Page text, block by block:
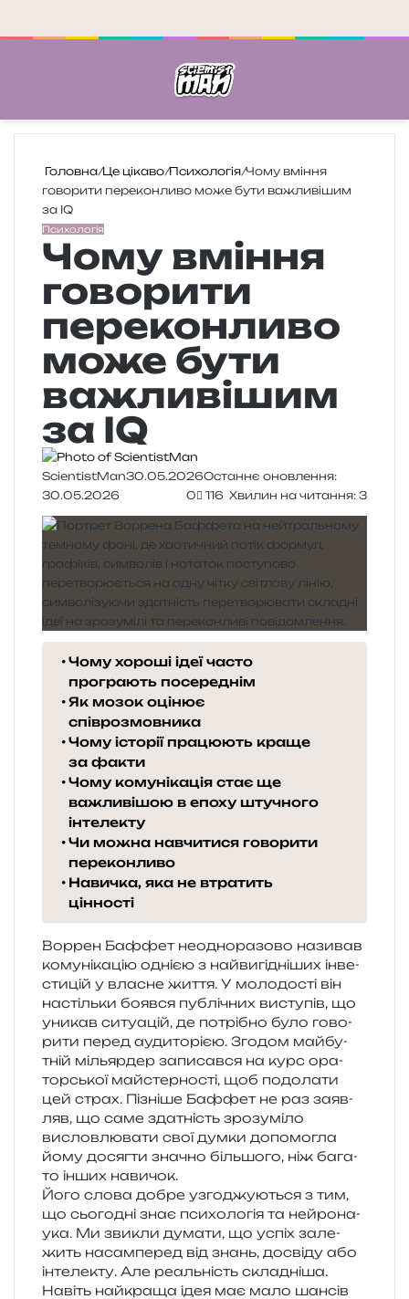
Головна/Це цікаво/Психологія/Чому вміння
говорити переконливо може бути важливішим
за IQ
Психологія
Чому вміння
говорити
переконливо
може бути
важливішим
за IQ
ScientistMan30.05.2026Останнє оновлення:
30.05.2026
0 116 Хвилин на читання: 3
Чому хороші ідеї часто
програють посереднім
Як мозок оцінює
співрозмовника
Чому історії працюють краще
за факти
Чому комунікація стає ще
важливішою в епоху штучного
інтелекту
Чи можна навчитися говорити
переконливо
Навичка, яка не втратить
цінності
Воррен Баффет нео­дно­ра­зо­во нази­вав
кому­ні­ка­цію одні­єю з най­ви­гі­дні­ших інве­
сти­цій у вла­сне життя. У моло­до­сті він
настіль­ки бояв­ся публі­чних висту­пів, що
уни­кав ситу­а­цій, де потрі­бно було гово­
ри­ти перед ауди­то­рі­єю. Згодом май­бу­
тній мільяр­дер запи­сав­ся на курс ора­
тор­ської май­стер­но­сті, щоб подо­ла­ти
цей страх. Пізніше Баффет не раз заяв­
ляв, що саме зда­тність зро­зумі­ло
вислов­лю­ва­ти свої думки допо­мо­гла
йому досяг­ти зна­чно біль­шо­го, ніж бага­
то інших навичок.
Його слова добре узго­джу­ю­ться з тим,
що сьо­го­дні знає пси­хо­ло­гія та ней­ро­на­
у­ка. Ми зви­кли дума­ти, що успіх зале­
жить насам­пе­ред від знань, досві­ду або
інте­ле­кту. Але реаль­ність скла­дні­ша.
Навіть най­кра­ща ідея має мало шан­сів